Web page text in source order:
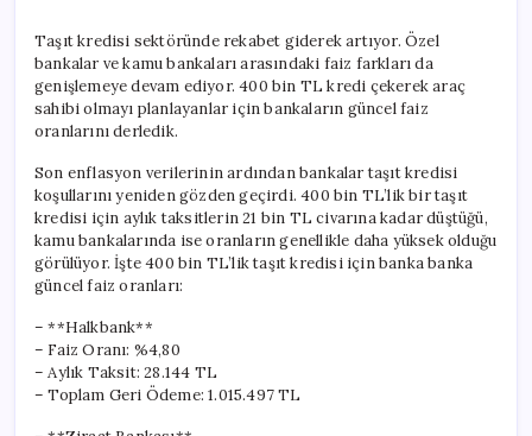
İçin
Güncel
Faiz
Oranları:
Teklifler
için
Taşıt kredisi sektöründe rekabet giderek artıyor. Özel
bankalar ve kamu bankaları arasındaki faiz farkları da
genişlemeye devam ediyor. 400 bin TL kredi çekerek araç
sahibi olmayı planlayanlar için bankaların güncel faiz
oranlarını derledik.
Son enflasyon verilerinin ardından bankalar taşıt kredisi
koşullarını yeniden gözden geçirdi. 400 bin TL’lik bir taşıt
kredisi için aylık taksitlerin 21 bin TL civarına kadar düştüğü,
kamu bankalarında ise oranların genellikle daha yüksek olduğu
görülüyor. İşte 400 bin TL’lik taşıt kredisi için banka banka
güncel faiz oranları:
– **Halkbank**
– Faiz Oranı: %4,80
– Aylık Taksit: 28.144 TL
– Toplam Geri Ödeme: 1.015.497 TL